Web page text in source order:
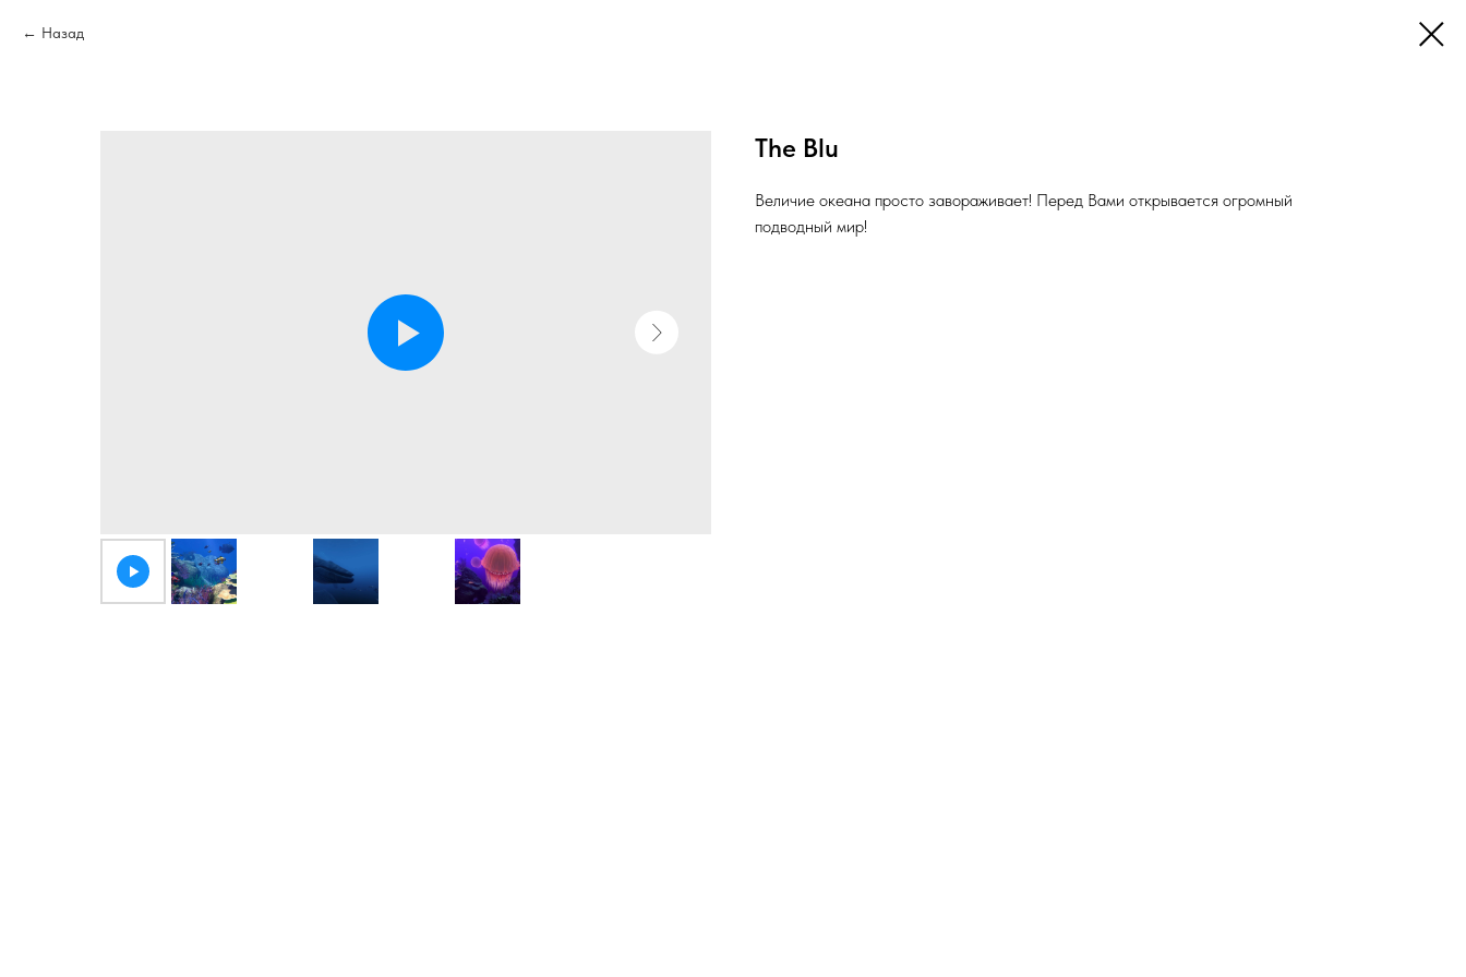
Назад
The Blu
Величие океана просто завораживает! Перед Вами открывается огромный
подводный мир!